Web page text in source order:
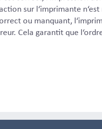
sur l‘imprimante
ou manquant,
Cela garantit que